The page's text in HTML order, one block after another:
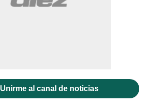
Unirme al canal de noticias